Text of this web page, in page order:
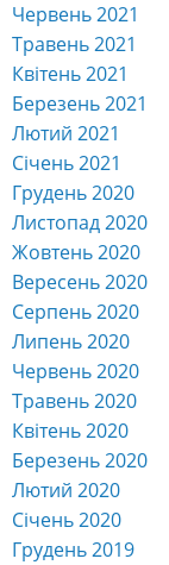
Червень 2021
Травень 2021
Квітень 2021
Березень 2021
Лютий 2021
Січень 2021
Грудень 2020
Листопад 2020
Жовтень 2020
Вересень 2020
Серпень 2020
Липень 2020
Червень 2020
Травень 2020
Квітень 2020
Березень 2020
Лютий 2020
Січень 2020
Грудень 2019